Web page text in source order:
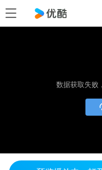
数据获取失败